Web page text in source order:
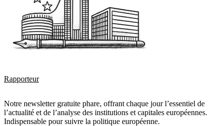
Rapporteur
Notre newsletter gratuite phare, offrant chaque jour l’essentiel de
l’actualité et de l’analyse des institutions et capitales européennes.
Indispensable pour suivre la politique européenne.